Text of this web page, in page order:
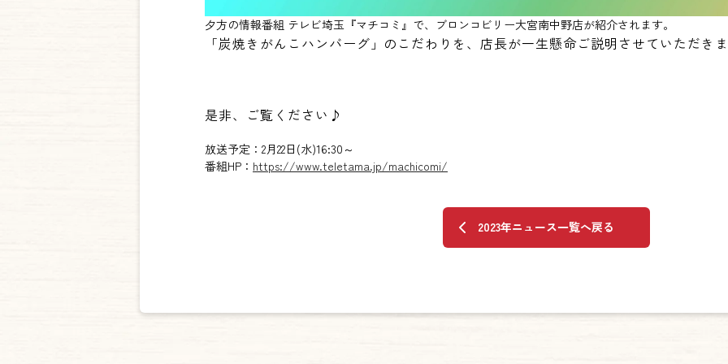
夕方の情報番組 テレビ埼玉『マチコミ』で、ブロンコビリー大宮南中野店が紹介されます。
「炭焼きがんこハンバーグ」のこだわりを、店長が一生懸命ご説明させていただき
是非、ご覧ください♪
放送予定：2月22日(水)16:30～
番組HP： https://www.teletama.jp/machicomi/
2023年ニュース一覧へ戻る